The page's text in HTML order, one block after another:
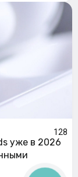
128
уже в 2026